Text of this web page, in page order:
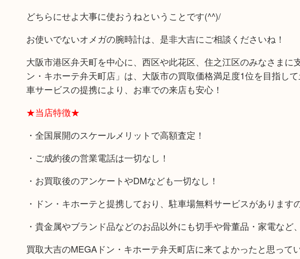
どちらにせよ大事に使おうねということです(^^)/
お使いでないオメガの腕時計は、是非大吉にご相談くださいね！
大阪市港区弁天町を中心に、西区や此花区、住之江区のみなさま
ン・キホーテ弁天町店」は、大阪市の買取価格満足度1位を目指し
車サービスの提携により、お車での来店も安心！
★当店特徴★
・全国展開のスケールメリットで高額査定！
・ご成約後の営業電話は一切なし！
・お買取後のアンケートやDMなども一切なし！
・ドン・キホーテと提携しており、駐車場無料サービスがあります
・貴金属やブランド品などのお品以外にも切手や骨董品・家電など
買取大吉のMEGAドン・キホーテ弁天町店に来てよかったと思って